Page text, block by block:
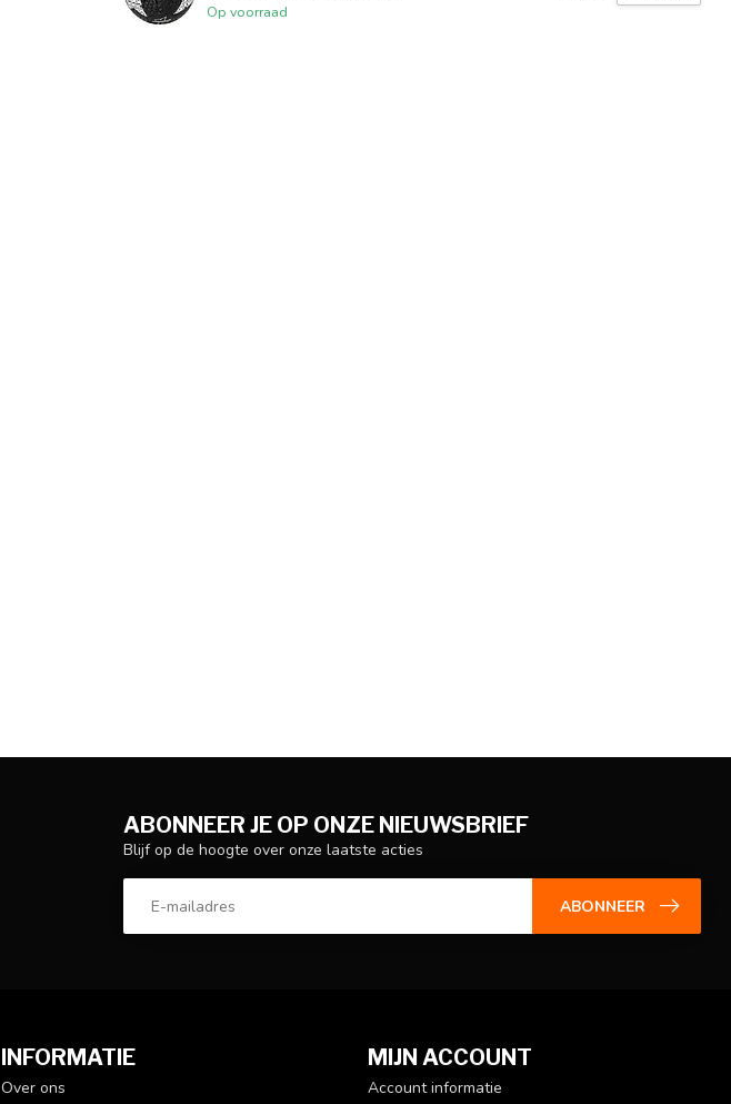
Op voorraad
ABONNEER JE OP ONZE NIEUWSBRIEF
Blijf op de hoogte over onze laatste acties
ABONNEER
INFORMATIE
Over ons
MIJN ACCOUNT
Account informatie